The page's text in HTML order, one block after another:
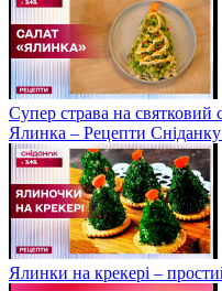
Супер страва на
Ялинка – Рецепти Сніданку
Ялинки на крекері –